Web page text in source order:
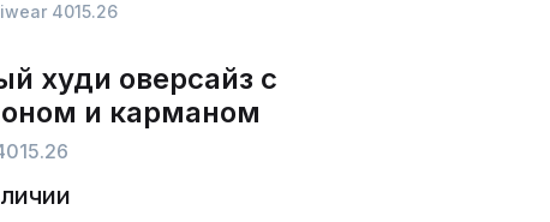
4015.26
худи оверсайз с
и карманом